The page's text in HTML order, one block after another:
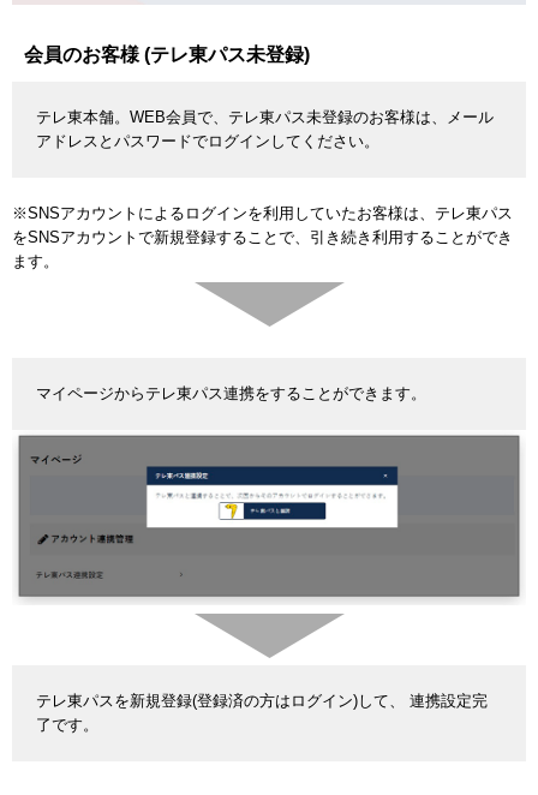
会員のお客様 (テレ東パス未登録)
テレ東本舗。WEB会員で、テレ東パス未登録のお客様は、メール
アドレスとパスワードでログインしてください。
※SNSアカウントによるログインを利用していたお客様は、テレ東パス
をSNSアカウントで新規登録することで、引き続き利用することができ
ます。
マイページからテレ東パス連携をすることができます。
テレ東パスを新規登録(登録済の方はログイン)して、 連携設定完
了です。